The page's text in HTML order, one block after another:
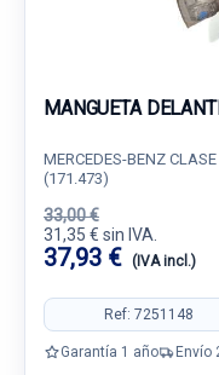
MANGUETA
MERCEDES-BENZ
(171.473)
33,00 €
31,35 € sin IVA.
37,93 € (IVA incl.)
Ref: 7251148
Garantía 1 año Envío